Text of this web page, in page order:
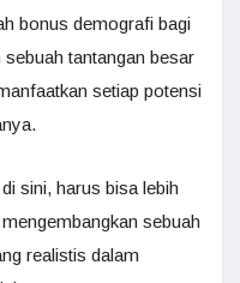
bonus demografi bagi
tantangan besar
setiap potensi
sini, harus bisa lebih
sebuah
realistis dalam